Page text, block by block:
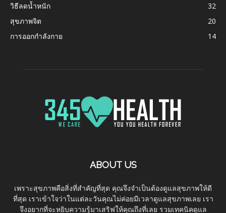
วิธีลดน้ำหนัก
32
สุขภาพจิต
20
การออกกำลังกาย
14
ABOUT US
เพราะสุขภาพคือสิ่งที่สำคัญที่สุด คุณจึงจำเป็นต้องดูแลสุขภาพให้ดี
ที่สุด เราเข้าใจว่าในแต่ละวันคุณไม่ค่อยมีเวลาดูแลสุขภาพเลย เรา
จึงอยากที่จะหยิบความรู้มาเสริฟให้คุณถึงที่เลย รวมเทคนิคดูแล